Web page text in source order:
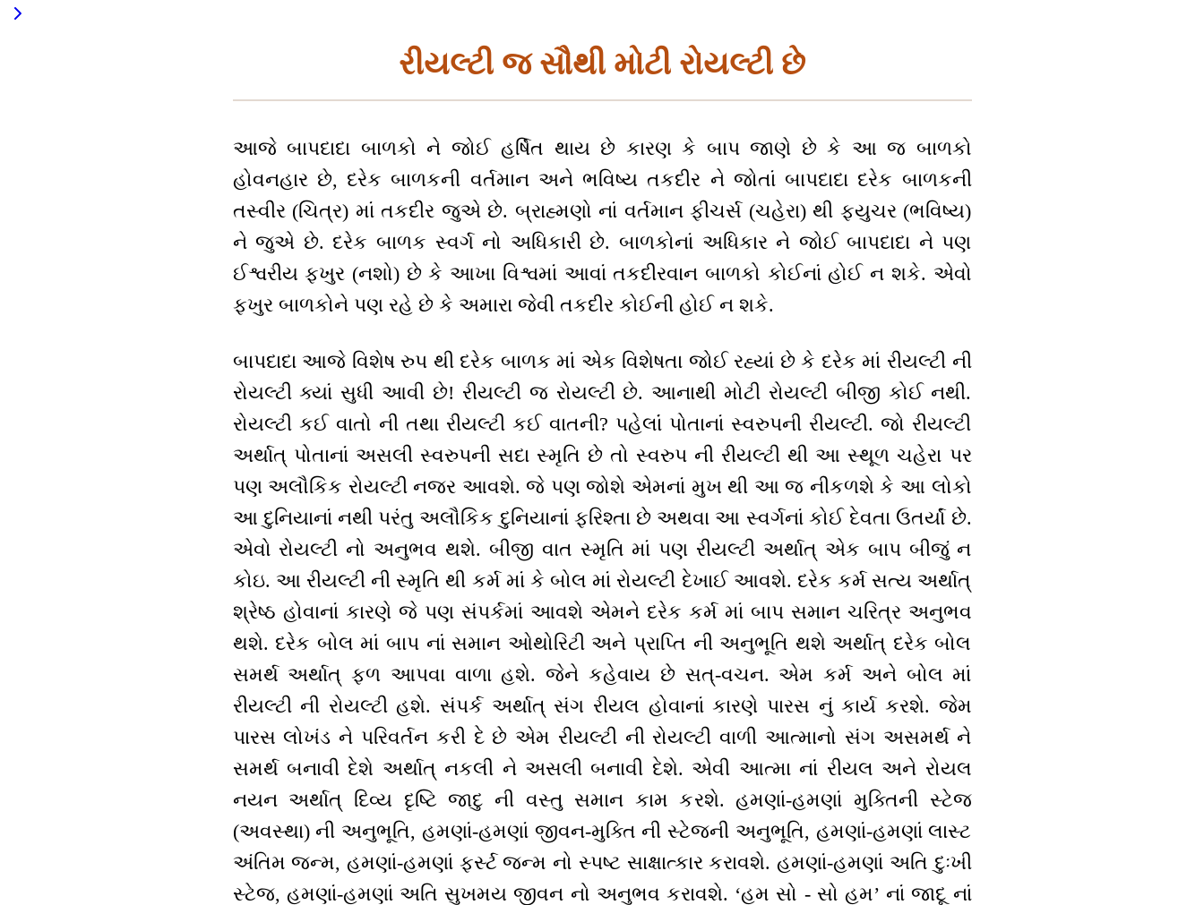
રીયલ્ટી જ સૌથી મોટી રોયલ્ટી છે
આજે બાપદાદા બાળકો ને જોઈ હર્ષિત થાય છે કારણ કે બાપ જાણે છે કે આ જ બાળકો
હોવનહાર છે, દરેક બાળકની વર્તમાન અને ભવિષ્ય તકદીર ને જોતાં બાપદાદા દરેક બાળકની
તસ્વીર (ચિત્ર) માં તકદીર જુએ છે. બ્રાહ્મણો નાં વર્તમાન ફીચર્સ (ચહેરા) થી ફ્યુચર (ભવિષ્ય)
ને જુએ છે. દરેક બાળક સ્વર્ગ નો અધિકારી છે. બાળકોનાં અધિકાર ને જોઈ બાપદાદા ને પણ
ઈશ્વરીય ફખુર (નશો) છે કે આખા વિશ્વમાં આવાં તકદીરવાન બાળકો કોઈનાં હોઈ ન શકે. એવો
ફખુર બાળકોને પણ રહે છે કે અમારા જેવી તકદીર કોઈની હોઈ ન શકે.
બાપદાદા આજે વિશેષ રુપ થી દરેક બાળક માં એક વિશેષતા જોઈ રહ્યાં છે કે દરેક માં રીયલ્ટી ની
રોયલ્ટી ક્યાં સુધી આવી છે! રીયલ્ટી જ રોયલ્ટી છે. આનાથી મોટી રોયલ્ટી બીજી કોઈ નથી.
રોયલ્ટી કઈ વાતો ની તથા રીયલ્ટી કઈ વાતની? પહેલાંં પોતાનાં સ્વરુપની રીયલ્ટી. જો રીયલ્ટી
અર્થાત્ પોતાનાં અસલી સ્વરુપની સદા સ્મૃતિ છે તો સ્વરુપ ની રીયલ્ટી થી આ સ્થૂળ ચહેરા પર
પણ અલૌકિક રોયલ્ટી નજર આવશે. જે પણ જોશે એમનાં મુખ થી આ જ નીકળશે કે આ લોકો
આ દુનિયાનાં નથી પરંતુ અલૌકિક દુનિયાનાં ફરિશ્તા છે અથવા આ સ્વર્ગનાં કોઈ દેવતા ઉતર્યાં છે.
એવો રોયલ્ટી નો અનુભવ થશે. બીજી વાત સ્મૃતિ માં પણ રીયલ્ટી અર્થાત્ એક બાપ બીજું ન
કોઇ. આ રીયલ્ટી ની સ્મૃતિ થી કર્મ માં કે બોલ માં રોયલ્ટી દેખાઈ આવશે. દરેક કર્મ સત્ય અર્થાત્
શ્રેષ્ઠ હોવાનાં કારણે જે પણ સંપર્કમાં આવશે એમને દરેક કર્મ માં બાપ સમાન ચરિત્ર અનુભવ
થશે. દરેક બોલ માં બાપ નાં સમાન ઓથોરિટી અને પ્રાપ્તિ ની અનુભૂતિ થશે અર્થાત્ દરેક બોલ
સમર્થ અર્થાત્ ફળ આપવા વાળા હશે. જેને કહેવાય છે સત્-વચન. એમ કર્મ અને બોલ માં
રીયલ્ટી ની રોયલ્ટી હશે. સંપર્ક અર્થાત્ સંગ રીયલ હોવાનાં કારણે પારસ નું કાર્ય કરશે. જેમ
પારસ લોખંડ ને પરિવર્તન કરી દે છે એમ રીયલ્ટી ની રોયલ્ટી વાળી આત્માનો સંગ અસમર્થ ને
સમર્થ બનાવી દેશે અર્થાત્ નકલી ને અસલી બનાવી દેશે. એવી આત્મા નાં રીયલ અને રોયલ
નયન અર્થાત્ દિવ્ય દૃષ્ટિ જાદુ ની વસ્તુ સમાન કામ કરશે. હમણાં-હમણાં મુક્તિની સ્ટેજ
(અવસ્થા) ની અનુભૂતિ, હમણાં-હમણાં જીવન-મુક્તિ ની સ્ટેજની અનુભૂતિ, હમણાં-હમણાં લાસ્ટ
અંતિમ જન્મ, હમણાં-હમણાં ફર્સ્ટ જન્મ નો સ્પષ્ટ સાક્ષાત્કાર કરાવશે. હમણાં-હમણાં અતિ દુઃખી
સ્ટેજ, હમણાં-હમણાં અતિ સુખમય જીવન નો અનુભવ કરાવશે. ‘હમ સો - સો હમ’ નાં જાદૂ નાં